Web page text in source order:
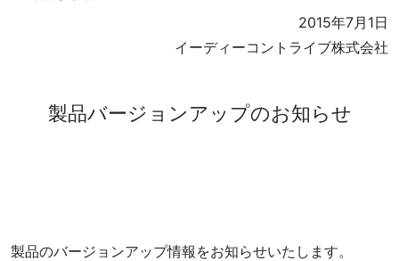
2015年7月1日
イーディーコントライブ株式会社
製品バージョンアップのお知らせ
製品のバージョンアップ情報をお知らせいたします。